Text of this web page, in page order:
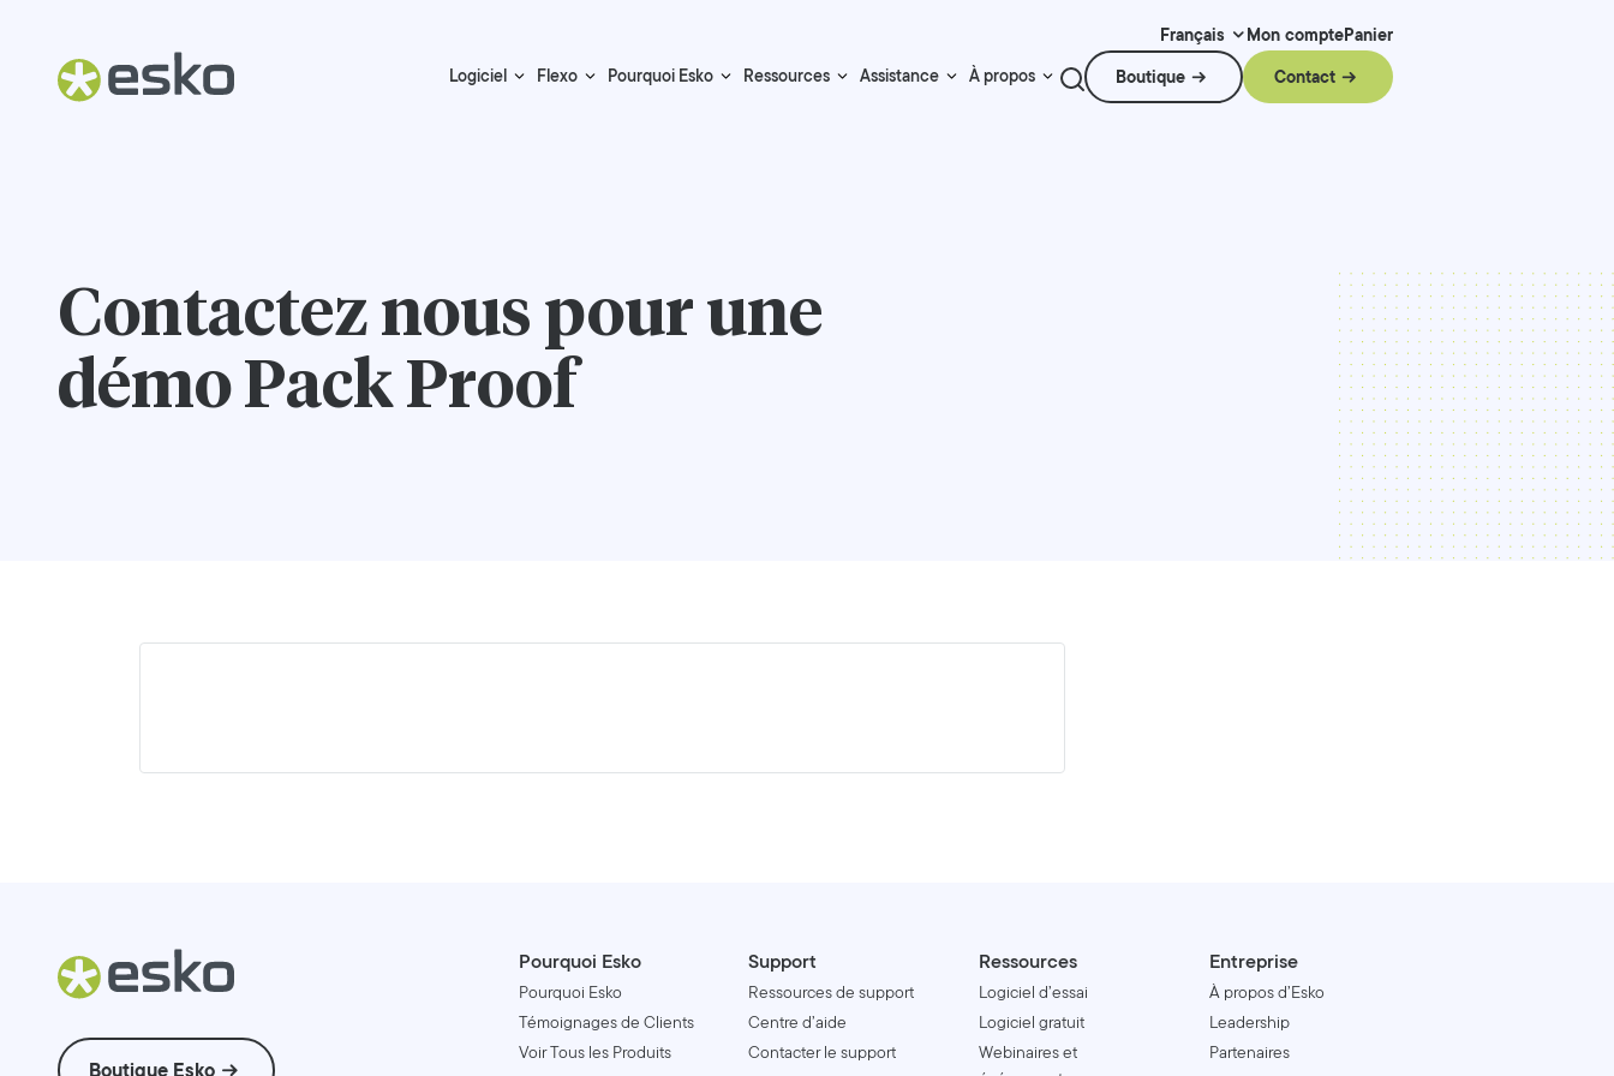
Français Mon comptePanier
Logiciel Flexo Pourquoi Esko Ressources Assistance À propos Boutique Contact
Contactez nous pour une
démo Pack Proof
Pourquoi Esko
Pourquoi Esko
Témoignages de Clients
Voir Tous les Produits
Support
Ressources de support
Centre d’aide
Contacter le support
Ressources
Logiciel d’essai
Logiciel gratuit
Webinaires et
Entreprise
À propos d’Esko
Leadership
Partenaires